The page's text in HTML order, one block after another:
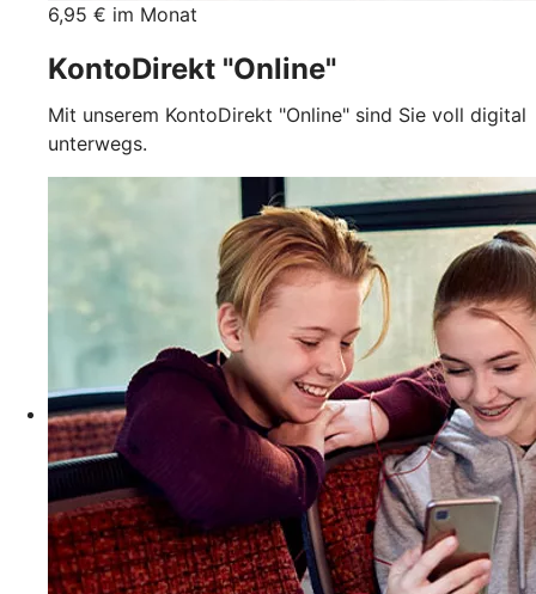
6,95 € im Monat
KontoDirekt "Online"
Mit unserem KontoDirekt "Online" sind Sie voll digital
unterwegs.